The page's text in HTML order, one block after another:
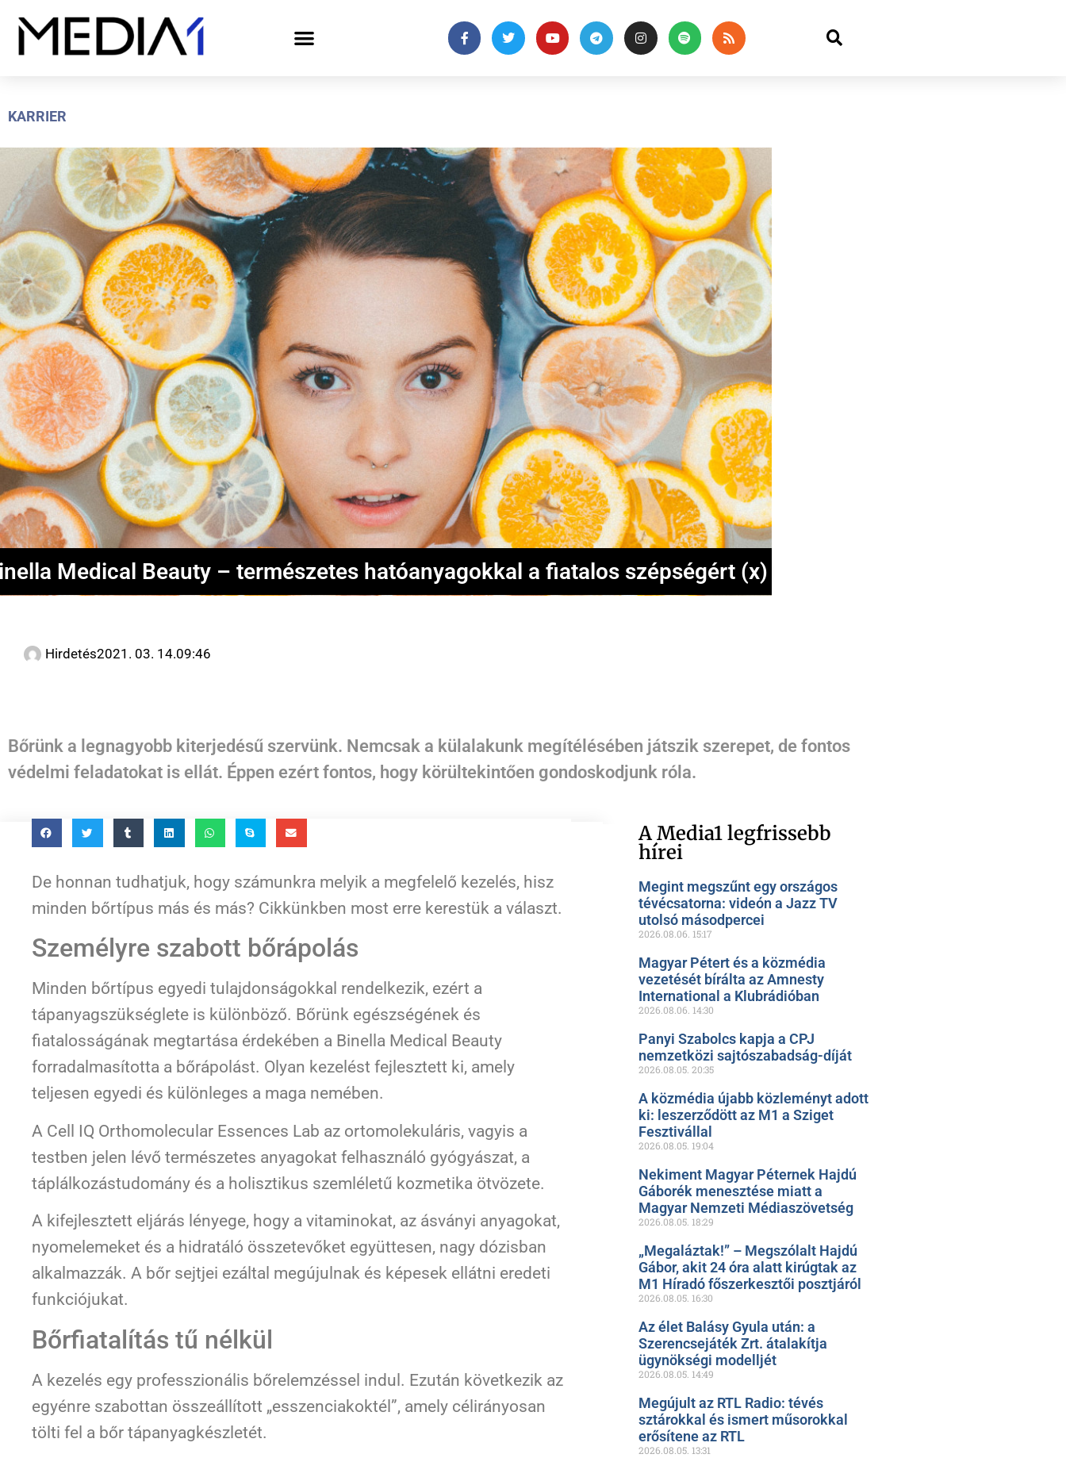
KARRIER
Medical Beauty – természetes hatóanyagokkal a fiatalos szépségért (x)
Hirdetés2021. 03. 14.09:46
Bőrünk a legnagyobb kiterjedésű szervünk. Nemcsak a külalakunk megítélésében játszik szerepet, de fontos
védelmi feladatokat is ellát. Éppen ezért fontos, hogy körültekintően gondoskodjunk róla.
De honnan tudhatjuk, hogy számunkra melyik a megfelelő kezelés, hisz
minden bőrtípus más és más? Cikkünkben most erre kerestük a választ.
Személyre szabott bőrápolás
Minden bőrtípus egyedi tulajdonságokkal rendelkezik, ezért a
tápanyagszükséglete is különböző. Bőrünk egészségének és
fiatalosságának megtartása érdekében a Binella Medical Beauty
forradalmasította a bőrápolást. Olyan kezelést fejlesztett ki, amely
teljesen egyedi és különleges a maga nemében.
A Cell IQ Orthomolecular Essences Lab az ortomolekuláris, vagyis a
testben jelen lévő természetes anyagokat felhasználó gyógyászat, a
táplálkozástudomány és a holisztikus szemléletű kozmetika ötvözete.
A kifejlesztett eljárás lényege, hogy a vitaminokat, az ásványi anyagokat,
nyomelemeket és a hidratáló összetevőket együttesen, nagy dózisban
alkalmazzák. A bőr sejtjei ezáltal megújulnak és képesek ellátni eredeti
funkciójukat.
Bőrfiatalítás tű nélkül
A kezelés egy professzionális bőrelemzéssel indul. Ezután következik az
egyénre szabottan összeállított „esszenciakoktél”, amely célirányosan
tölti fel a bőr tápanyagkészletét.
A Media1 legfrissebb
hírei
Megint megszűnt egy országos
tévécsatorna: videón a Jazz TV
utolsó másodpercei
2026.08.06. 15:17
Magyar Pétert és a közmédia
vezetését bírálta az Amnesty
International a Klubrádióban
2026.08.06. 14:30
Panyi Szabolcs kapja a CPJ
nemzetközi sajtószabadság-díját
2026.08.05. 20:35
A közmédia újabb közleményt adott
ki: leszerződött az M1 a Sziget
Fesztivállal
2026.08.05. 19:04
Nekiment Magyar Péternek Hajdú
Gáborék menesztése miatt a
Magyar Nemzeti Médiaszövetség
2026.08.05. 18:29
„Megaláztak!” – Megszólalt Hajdú
Gábor, akit 24 óra alatt kirúgtak az
M1 Híradó főszerkesztői posztjáról
2026.08.05. 16:30
Az élet Balásy Gyula után: a
Szerencsejáték Zrt. átalakítja
ügynökségi modelljét
2026.08.05. 14:49
Megújult az RTL Radio: tévés
sztárokkal és ismert műsorokkal
erősítene az RTL
2026.08.05. 13:31